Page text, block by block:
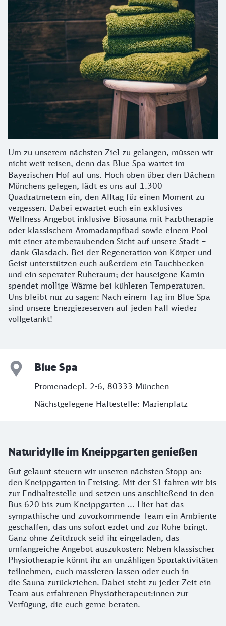
Um zu unserem nächsten Ziel zu gelangen, müssen wir
nicht weit reisen, denn das Blue Spa wartet im
Bayerischen Hof auf uns. Hoch oben über den Dächern
Münchens gelegen, lädt es uns auf 1.300
Quadratmetern ein, den Alltag für einen Moment zu
vergessen. Dabei erwartet euch ein exklusives
Wellness-Angebot inklusive Biosauna mit Farbtherapie
oder klassischem Aromadampfbad sowie einem Pool
mit einer atemberaubenden Sicht auf unsere Stadt –
dank Glasdach. Bei der Regeneration von Körper und
Geist unterstützen euch außerdem ein Tauchbecken
und ein seperater Ruheraum; der hauseigene Kamin
spendet mollige Wärme bei kühleren Temperaturen.
Uns bleibt nur zu sagen: Nach einem Tag im Blue Spa
sind unsere Energiereserven auf jeden Fall wieder
vollgetankt!
Blue Spa
Promenadepl. 2-6, 80333 München
Nächstgelegene Haltestelle: Marienplatz
Naturidylle im Kneippgarten genießen
Gut gelaunt steuern wir unseren nächsten Stopp an:
den Kneippgarten in Freising. Mit der S1 fahren wir bis
zur Endhaltestelle und setzen uns anschließend in den
Bus 620 bis zum Kneippgarten ... Hier hat das
sympathische und zuvorkommende Team ein Ambiente
geschaffen, das uns sofort erdet und zur Ruhe bringt.
Ganz ohne Zeitdruck seid ihr eingeladen, das
umfangreiche Angebot auszukosten: Neben klassischer
Physiotherapie könnt ihr an unzähligen Sportaktivitäten
teilnehmen, euch massieren lassen oder euch in
die Sauna zurückziehen. Dabei steht zu jeder Zeit ein
Team aus erfahrenen Physiotherapeut:innen zur
Verfügung, die euch gerne beraten.